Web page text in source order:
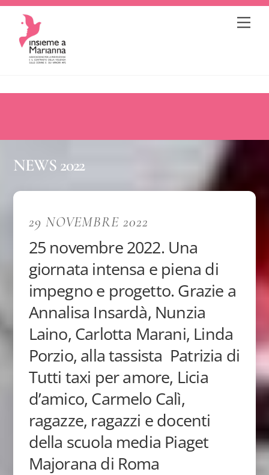
Skip
content
NEWS 2022
29 NOVEMBRE 2022
25 novembre 2022. Una
giornata intensa e piena di
impegno e progetto. Grazie a
Annalisa Insardà, Nunzia
Laino, Carlotta Marani, Linda
Porzio, alla tassista Patrizia di
Tutti taxi per amore, Licia
d’amico, Carmelo Calì,
ragazze, ragazzi e docenti
della scuola media Piaget
Majorana di Roma